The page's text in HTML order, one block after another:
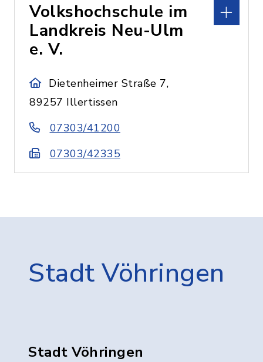
Volkshochschule im
Landkreis Neu-Ulm
e. V.
Dietenheimer Straße 7,
89257 Illertissen
07303/41200
07303/42335
Stadt Vöhringen
Stadt Vöhringen